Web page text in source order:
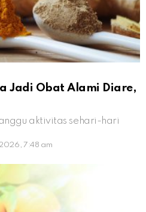
Jadi Obat Alami Diare,
aktivitas sehari-hari
7:48 am